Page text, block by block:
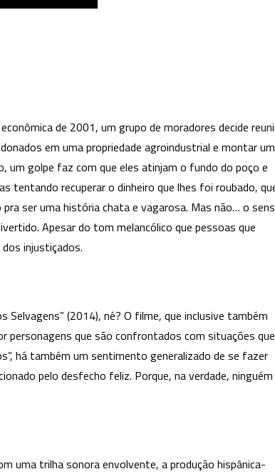
de 2001, um grupo de moradores decide
em uma propriedade agroindustrial e montar
um golpe faz com que eles atinjam o fundo do poço e
tentando recuperar o dinheiro que lhes foi roubado,
ser uma história chata e vagarosa. Mas não… o
Apesar do tom melancólico que pessoas que
injustiçados.
Selvagens” (2014), né? O filme, que inclusive também
personagens que são confrontados com situações que
há também um sentimento generalizado de se fazer
pelo desfecho feliz. Porque, na verdade, ninguém
uma trilha sonora envolvente, a produção hispânica-